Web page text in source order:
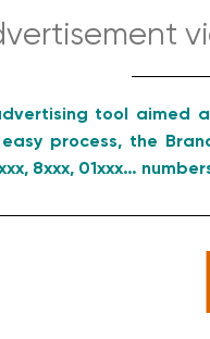
tool aimed
process, the
8xxx, 01xxx…